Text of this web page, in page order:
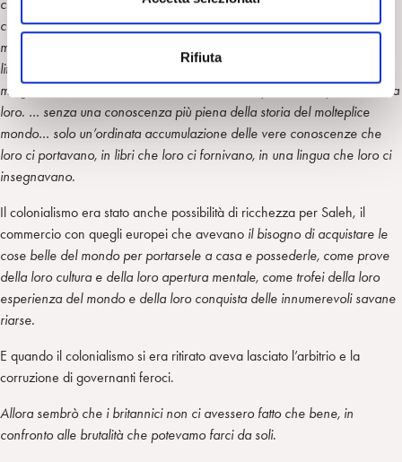
Rifiuta
cinicamente, credo che ci credessero anche loro. … le storie che
conoscevamo su di noi prima che arrivassero loro sembravano
medievali, fantastiche, miti sacri e segreti che costituivano metafore
liturgiche e riti di appartenenza, una conoscenza di altro tipo che,
malgrado i nostri tentativi di restarle fedeli, non poteva competere con la
loro. … senza una conoscenza più piena della storia del molteplice
mondo… solo un’ordinata accumulazione delle vere conoscenze che
loro ci portavano, in libri che loro ci fornivano, in una lingua che loro ci
insegnavano.
Il colonialismo era stato anche possibilità di ricchezza per Saleh, il
commercio con quegli europei che avevano il bisogno di acquistare le
cose belle del mondo per portarsele a casa e possederle, come prove
della loro cultura e della loro apertura mentale, come trofei della loro
esperienza del mondo e della loro conquista delle innumerevoli savane
riarse.
E quando il colonialismo si era ritirato aveva lasciato l’arbitrio e la
corruzione di governanti feroci.
Allora sembrò che i britannici non ci avessero fatto che bene, in
confronto alle brutalità che potevamo farci da soli.